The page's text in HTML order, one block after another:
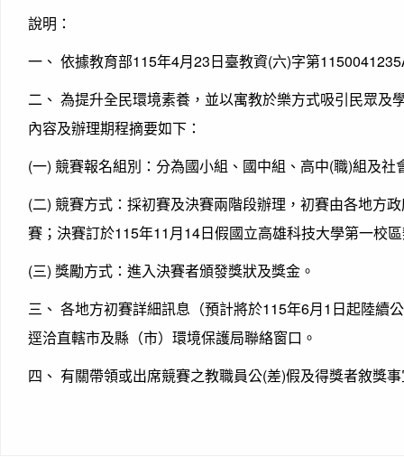
說明：
一、 依據教育部115年4月23日臺教資(六)字第
二、 為提升全民環境素養，並以寓教於樂方式吸引民眾
內容及辦理期程摘要如下：
(一) 競賽報名組別：分為國小組、國中組、高中(職)組及社
(二) 競賽方式：採初賽及決賽兩階段辦理，初賽由各地方
賽；決賽訂於115年11月14日假國立高雄科技大學第一校
(三) 獎勵方式：進入決賽者頒發獎狀及獎金。
三、 各地方初賽詳細訊息（預計將於115年6月1日起陸續
逕洽直轄市及縣（市）環境保護局聯絡窗口。
四、 有關帶領或出席競賽之教職員公(差)假及得獎者敘獎